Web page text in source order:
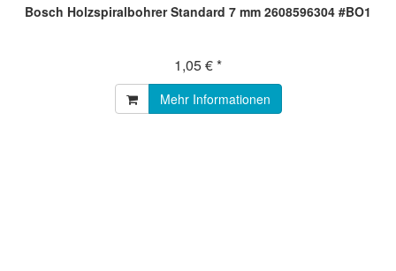
Bosch Holzspiralbohrer Standard 7 mm 2608596304 #BO1
1,05 € *
Mehr Informationen